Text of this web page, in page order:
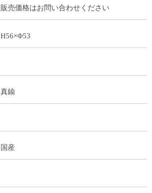
販売価格はお問い合わせください
H56×Φ53
真鍮
国産